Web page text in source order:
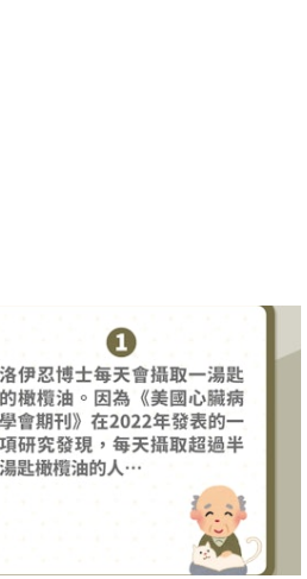
+12
重要角色，但「人們必須了
最重要的事。」也就是生活